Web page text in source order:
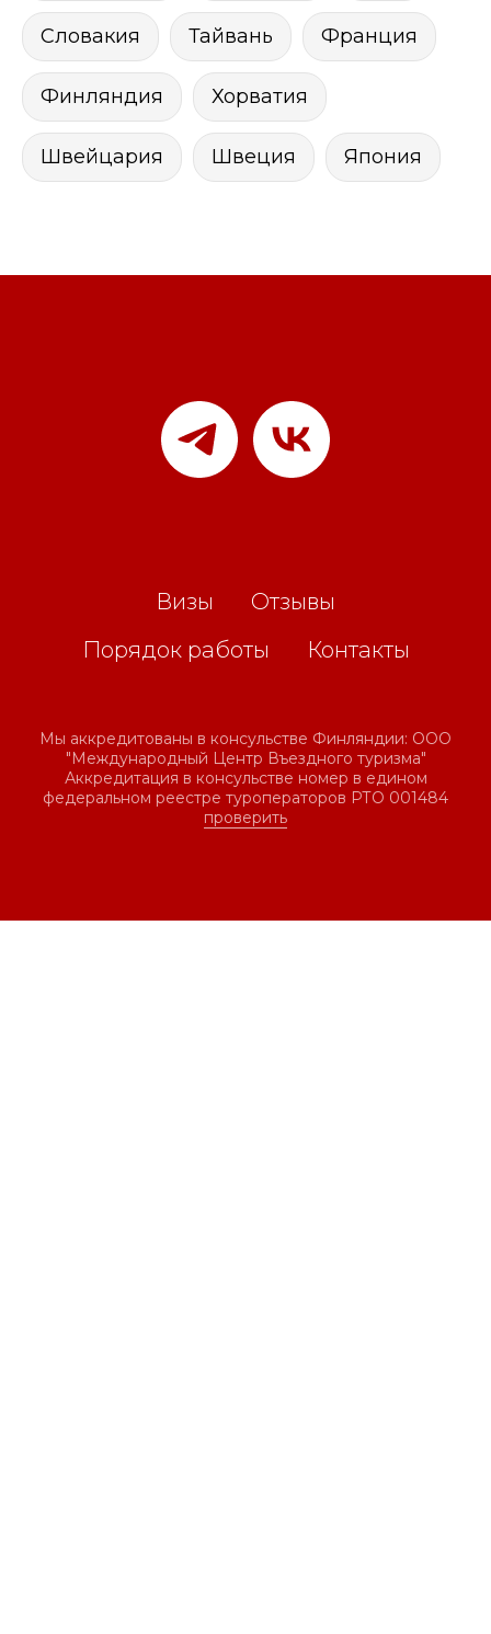
Словакия Тайвань Франция
Финляндия Хорватия
Швейцария Швеция Япония
Визы
Отзывы
Порядок работы
Контакты
Мы аккредитованы в консульстве Финляндии: ООО
"Международный Центр Въездного туризма"
Аккредитация в консульстве номер в едином
федеральном реестре туроператоров РТО 001484
проверить